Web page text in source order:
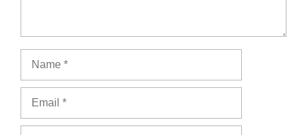
Name
Email